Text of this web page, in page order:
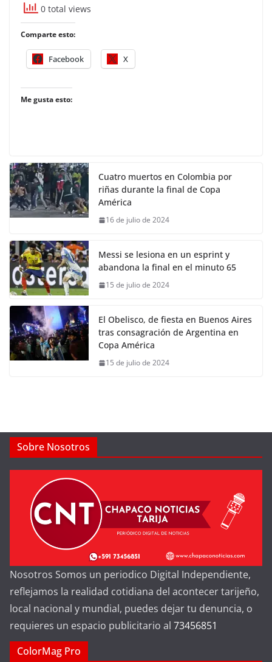
0 total views
Comparte esto:
Facebook X
Me gusta esto:
Cuatro muertos en Colombia por
riñas durante la final de Copa
América
16 de julio de 2024
Messi se lesiona en un esprint y
abandona la final en el minuto 65
15 de julio de 2024
El Obelisco, de fiesta en Buenos Aires
tras consagración de Argentina en
Copa América
15 de julio de 2024
Sobre Nosotros
Nosotros Somos un periodico Digital Independiente,
reflejamos la realidad cotidiana del acontecer tarijeño,
local nacional y mundial, puedes dejar tu denuncia, o
requieres un espacio publicitario al 73456851
ColorMag Pro